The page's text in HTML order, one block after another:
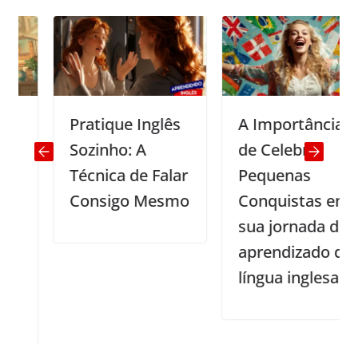
Pratique Inglês
Sozinho: A
Técnica de Falar
Consigo Mesmo
A Importância
de Celebrar
Pequenas
Conquistas em
sua jornada de
aprendizado da
língua inglesa